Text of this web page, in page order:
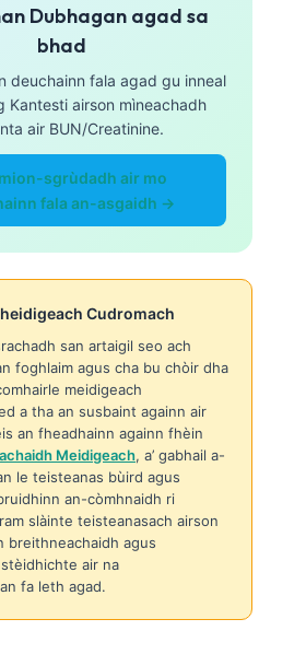
Dubhagan agad sa
bhad
deuchainn fala agad gu inneal
Kantesti airson mìneachadh
air BUN/Creatinine.
sgrùdadh air mo
fala an-asgaidh →
Cudromach
san artaigil seo ach
foghlaim agus cha bu chòir dha
meidigeach
a tha an susbaint againn air
an fheadhainn againn fhèin
Meidigeach, a’ gabhail a-
le teisteanas bùird agus
an-còmhnaidh ri
slàinte teisteanasach airson
breithneachaidh agus
air na
fa leth agad.